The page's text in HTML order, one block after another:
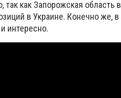
как Запорожская область в
в Украине. Конечно же, в
интересно.